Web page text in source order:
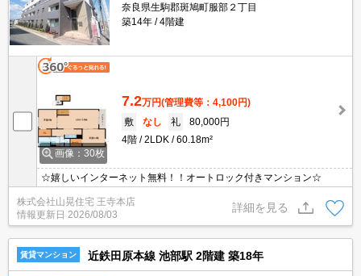
奈良県生駒郡斑鳩町服部２丁目
築14年
4階建
画像：30枚
7.2万円(管理費等：4,100円)
敷
なし 礼
80,000円
4階
2LDK 60.18m²
☆嬉しいインターネット無料！！オートロック付きマンション☆
株式会社山晃住宅 王寺本店
情報更新日 2026/08/03
詳細を見る
賃貸マンション 近鉄田原本線 池部駅 2階建 築18年